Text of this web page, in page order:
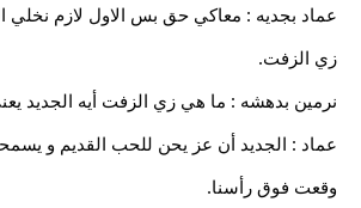
عماد بجديه : معاكي حق بس الاول لازم نخلي
زي الزفت.
نرمين بدهشه : ما هي زي الزفت أيه الجديد
عماد : الجديد أن عز يحن للحب القديم و
وقعت فوق رأسنا.